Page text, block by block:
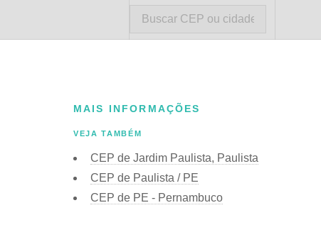
MAIS INFORMAÇÕES
VEJA TAMBÉM
CEP de Jardim Paulista, Paulista
CEP de Paulista / PE
CEP de PE - Pernambuco